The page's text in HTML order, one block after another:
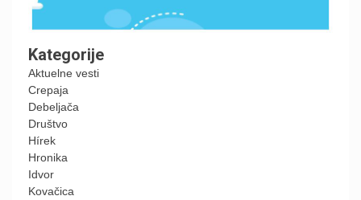
Kategorije
Aktuelne vesti
Crepaja
Debeljača
Društvo
Hírek
Hronika
Idvor
Kovačica